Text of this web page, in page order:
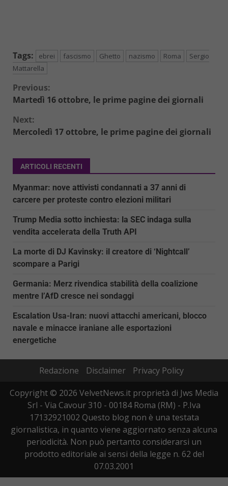
Tags: ebrei fascismo Ghetto nazismo Roma
Sergio
Mattarella
Continue
Previous:
Martedì 16 ottobre, le prime pagine dei giornali
Next:
Mercoledì 17 ottobre, le prime pagine dei giornali
ARTICOLI RECENTI
Myanmar: nove attivisti condannati a 37 anni di
carcere per proteste contro elezioni militari
Trump Media sotto inchiesta: la SEC indaga sulla
vendita accelerata della Truth API
La morte di DJ Kavinsky: il creatore di ‘Nightcall’
scompare a Parigi
Germania: Merz rivendica stabilità della coalizione
mentre l’AfD cresce nei sondaggi
Escalation Usa-Iran: nuovi attacchi americani, blocco
navale e minacce iraniane alle esportazioni
energetiche
Redazione Disclaimer
Privacy Policy
Copyright © 2026 VelvetNews.it proprietà di Jws Media
Srl - Via Cavour 310 - 00184 Roma (RM) - P.Iva
17132921002 Questo blog non è una testata
giornalistica, in quanto viene aggiornato senza alcuna
periodicità. Non può pertanto considerarsi un
prodotto editoriale ai sensi della legge n. 62 del
07.03.2001